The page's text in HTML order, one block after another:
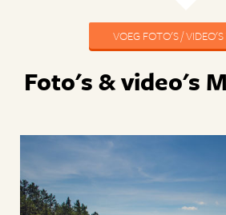
VOEG FOTO'S /
Foto's & video's